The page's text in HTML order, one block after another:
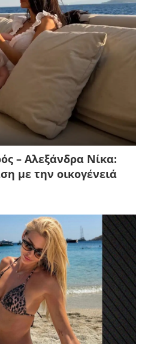
– Αλεξάνδρα Νίκα:
με την οικογένειά